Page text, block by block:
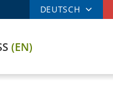
DEUTSCH
(EN)